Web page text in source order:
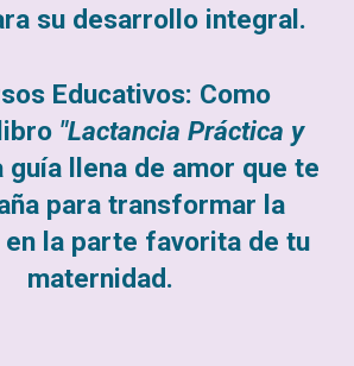
su desarrollo integral.
Educativos: Como
"Lactancia Práctica y
guía llena de amor que te
para transformar la
en la parte favorita de tu
maternidad.